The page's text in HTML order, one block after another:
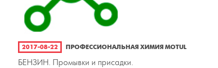
2017-08-22 ПРОФЕССИОНАЛЬНАЯ ХИМИЯ MOTUL
БЕНЗИН. Промывки и присадки.